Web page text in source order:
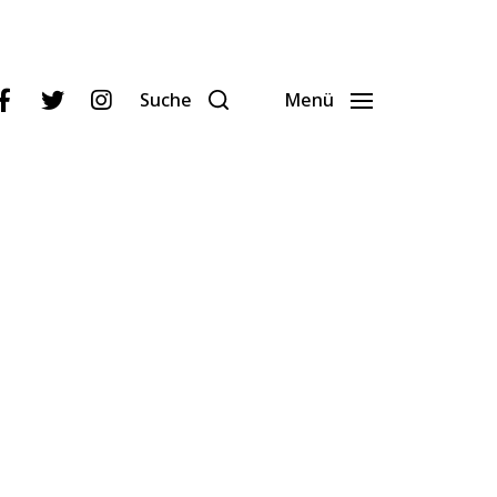
Suche Menü